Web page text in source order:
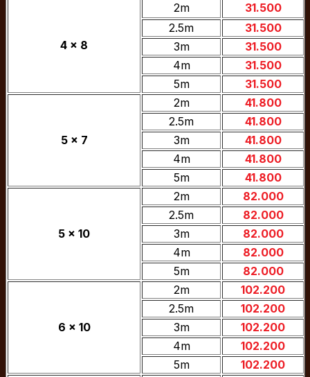
4 x 8
2m
31.500
2.5m
31.500
3m
31.500
4m
31.500
5m
31.500
5 x 7
2m
41.800
2.5m
41.800
3m
41.800
4m
41.800
5m
41.800
5 x 10
2m
82.000
2.5m
82.000
3m
82.000
4m
82.000
5m
82.000
6 x 10
2m
102.200
2.5m
102.200
3m
102.200
4m
102.200
5m
102.200